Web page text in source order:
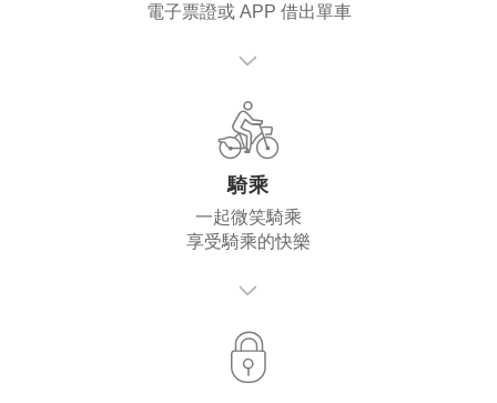
電子票證或 APP 借出單車
騎乘
一起微笑騎乘
享受騎乘的快樂